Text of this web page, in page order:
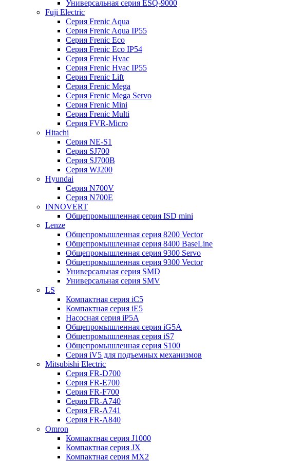
Универсальная серия ESQ-9000
Fuji Electric
Серия Frenic Aqua
Серия Frenic Aqua IP55
Серия Frenic Eco
Серия Frenic Eco IP54
Серия Frenic Hvac
Серия Frenic Hvac IP55
Серия Frenic Lift
Серия Frenic Mega
Серия Frenic Mega Servo
Серия Frenic Mini
Серия Frenic Multi
Серия FVR-Micro
Hitachi
Серия NE-S1
Серия SJ700
Серия SJ700B
Серия WJ200
Hyundai
Серия N700V
Серия N700Е
INNOVERT
Общепромышленная серия ISD mini
Lenze
Общепромышленная серия 8200 Vector
Общепромышленная серия 8400 BaseLine
Общепромышленная серия 9300 Servo
Общепромышленная серия 9300 Vector
Универсальная серия SMD
Универсальная серия SMV
LS
Компактная серия iC5
Компактная серия iE5
Насосная серия iP5A
Общепромышленная серия iG5A
Общепромышленная серия iS7
Общепромышленная серия S100
Серия iV5 для подъемных механизмов
Mitsubishi Electric
Серия FR-D700
Серия FR-E700
Серия FR-F700
Серия FR-А740
Серия FR-А741
Серия FR-А840
Omron
Компактная серия J1000
Компактная серия JX
Компактная серия MX2